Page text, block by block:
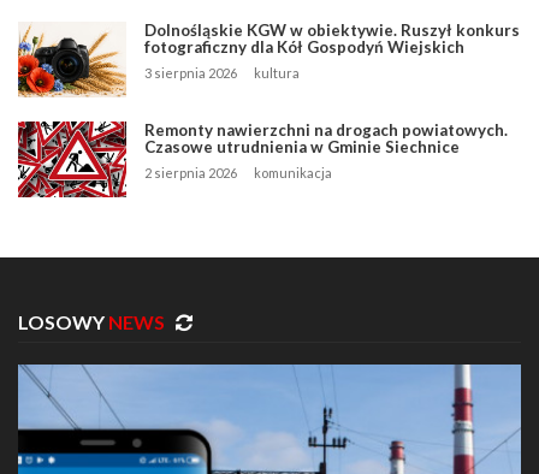
Dolnośląskie KGW w obiektywie. Ruszył konkurs
fotograficzny dla Kół Gospodyń Wiejskich
3 sierpnia 2026 kultura
Remonty nawierzchni na drogach powiatowych.
Czasowe utrudnienia w Gminie Siechnice
2 sierpnia 2026 komunikacja
LOSOWY NEWS